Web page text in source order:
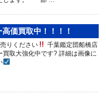
価買取中！！！！
りください
千葉鑑定団船橋店
買取大強化中です? 詳細は画像に